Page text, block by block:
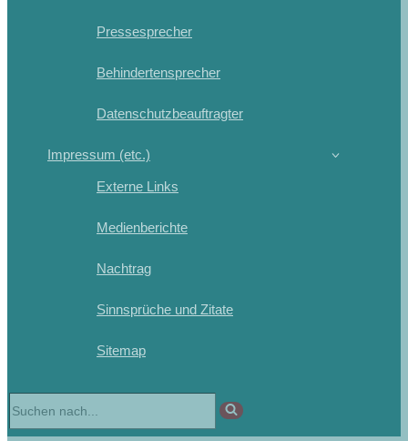
Pressesprecher
Behindertensprecher
Datenschutzbeauftragter
Impressum (etc.)
Externe Links
Medienberichte
Nachtrag
Sinnsprüche und Zitate
Sitemap